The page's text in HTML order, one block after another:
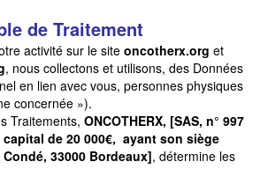
de Traitement
activité sur le site oncotherx.org et
, nous collectons et utilisons, des Données
en lien avec vous, personnes physiques
concernée »).
Traitements, ONCOTHERX, [SAS, n° 997
capital de 20 000€, ayant son siège
33000 Bordeaux], détermine les